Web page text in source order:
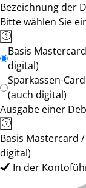
Bezeichnung der
Bitte wählen Sie
Basis
digital)
Sparkassen-
(auch digital)
Ausgabe einer
Basis Mastercard
digital)
In der